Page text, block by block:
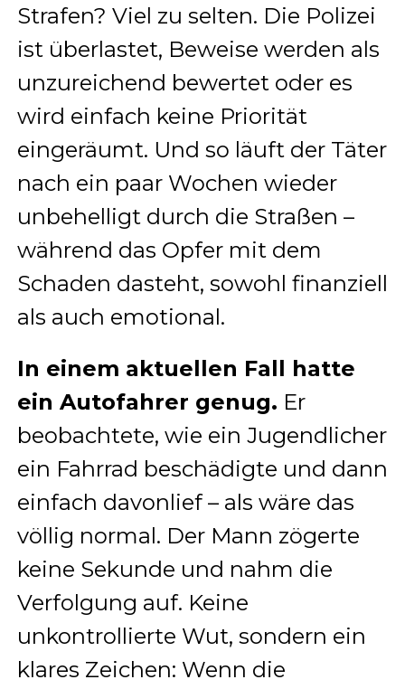
Strafen? Viel zu selten. Die Polizei
ist überlastet, Beweise werden als
unzureichend bewertet oder es
wird einfach keine Priorität
eingeräumt. Und so läuft der Täter
nach ein paar Wochen wieder
unbehelligt durch die Straßen –
während das Opfer mit dem
Schaden dasteht, sowohl finanziell
als auch emotional.
In einem aktuellen Fall hatte
ein Autofahrer genug. Er
beobachtete, wie ein Jugendlicher
ein Fahrrad beschädigte und dann
einfach davonlief – als wäre das
völlig normal. Der Mann zögerte
keine Sekunde und nahm die
Verfolgung auf. Keine
unkontrollierte Wut, sondern ein
klares Zeichen: Wenn die